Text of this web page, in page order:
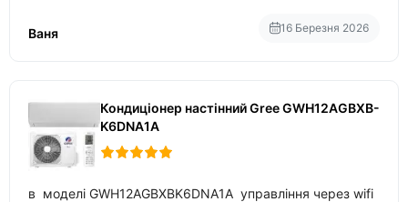
температури
Ваня 16 Березня 2026
Кондиціонер настінний Gree GWH12AGBXB-
K6DNA1A
в моделі GWH12AGBXBK6DNA1A управління через wifi